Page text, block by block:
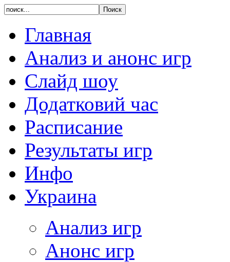
Главная
Анализ и анонс игр
Слайд шоу
Додатковий час
Расписание
Результаты игр
Инфо
Украина
Анализ игр
Анонс игр